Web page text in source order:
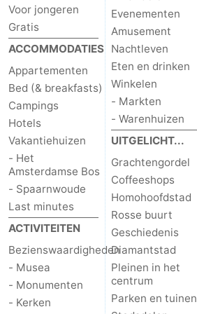
Voor jongeren
Gratis
ACCOMMODATIES
Appartementen
Bed (& breakfasts)
Campings
Hotels
Vakantiehuizen
- Het
Amsterdamse Bos
- Spaarnwoude
Last minutes
ACTIVITEITEN
Bezienswaardigheden
- Musea
- Monumenten
- Kerken
Evenementen
Amusement
Nachtleven
Eten en drinken
Winkelen
- Markten
- Warenhuizen
UITGELICHT...
Grachtengordel
Coffeeshops
Homohoofdstad
Rosse buurt
Geschiedenis
Diamantstad
Pleinen in het
centrum
Parken en tuinen